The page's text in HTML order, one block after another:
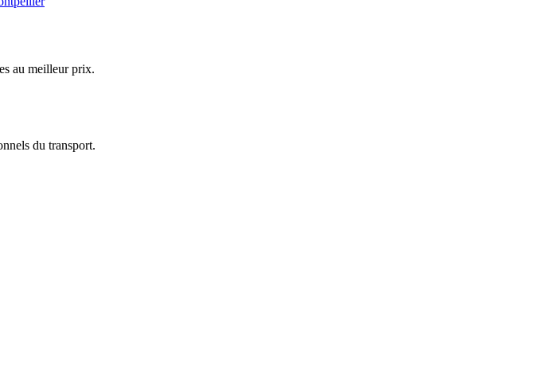
au meilleur prix.
du transport.